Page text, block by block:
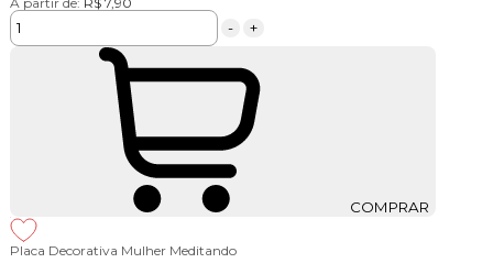
- +
COMPRAR
Placa Decorativa Mulher Meditando